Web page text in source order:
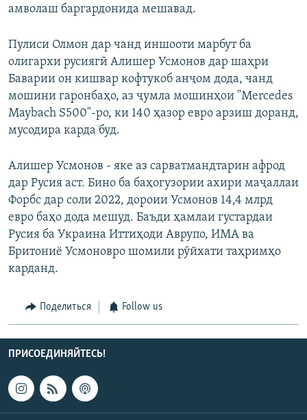
амволаш баргардонида мешавад.
Пулиси Олмон дар чанд иншооти марбут ба
олигархи русиягӣ Алишер Усмонов дар шаҳри
Баварии он кишвар кофтукоб анҷом дода, чанд
мошини гаронбаҳо, аз ҷумла мошинҳои "Mercedes
Maybach S500"-ро, ки 140 ҳазор евро арзиш доранд,
мусодира карда буд.
Алишер Усмонов - яке аз сарватмандтарин афрод
дар Русия аст. Бино ба баҳогузории ахири маҷаллаи
Форбс дар соли 2022, дороии Усмонов 14,4 млрд
евро баҳо дода мешуд. Баъди ҳамлаи густардаи
Русия ба Украина Иттиҳоди Аврупо, ИМА ва
Бритониё Усмоновро шомили рӯйхати таҳримҳо
карданд.
Поделиться Follow us
ПРИСОЕДИНЯЙТЕСЬ!